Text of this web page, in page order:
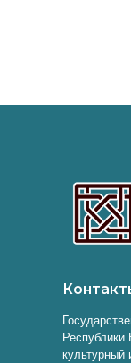
Республики
культурный